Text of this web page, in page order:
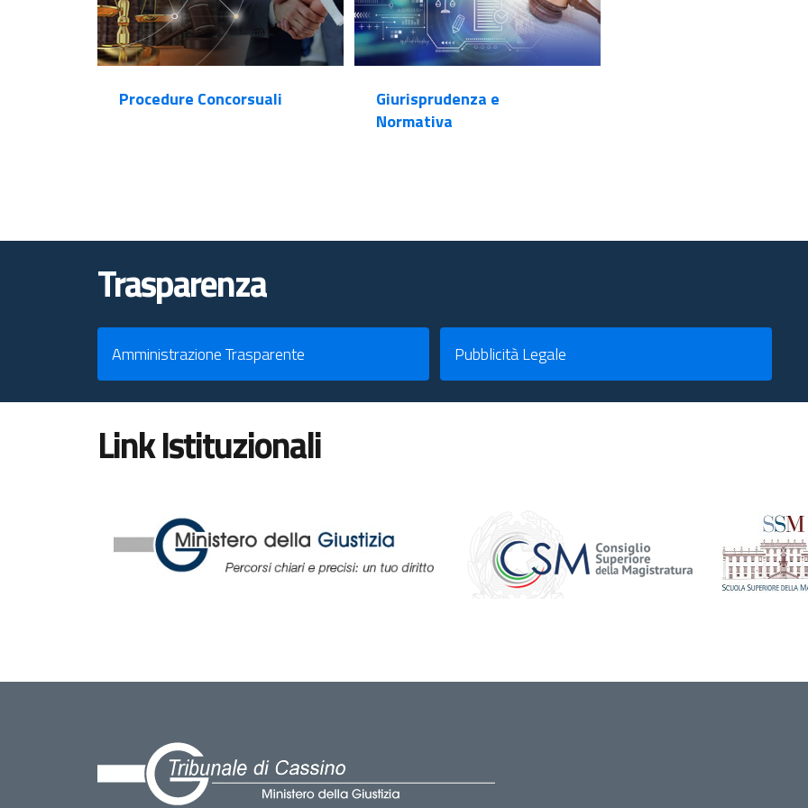
Procedure Concorsuali
Giurisprudenza e
Normativa
Trasparenza
Amministrazione Trasparente Pubblicità Legale
Link Istituzionali